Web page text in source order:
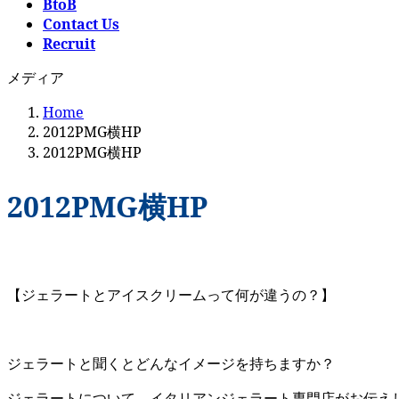
BtoB
Contact Us
Recruit
メディア
Home
2012PMG横HP
2012PMG横HP
2012PMG横HP
【ジェラートとアイスクリームって何が違うの？】
ジェラートと聞くとどんなイメージを持ちますか？